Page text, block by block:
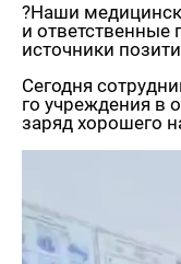
?Наши
и
ис­точ­ни­ки
Се­год­ня
го учре­жде­ния в
заряд хо­ро­ше­го